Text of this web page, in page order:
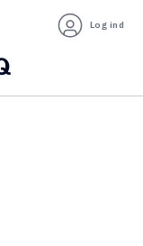
Log ind